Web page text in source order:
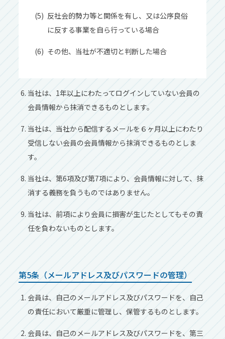
反社会的勢力等と関係を有し、又は公序良俗
に反する事業を自ら行っている場合
その他、当社が不適切と判断した場合
当社は、1年以上にわたってログインしていない会員の
会員情報から抹消できるものとします。
当社は、当社から配信するメールを６ヶ月以上にわたり
受信しない会員の会員情報から抹消できるものとしま
す。
当社は、第6項及び第7項により、会員情報に対して、抹
消する義務を負うものではありません。
当社は、前項により会員に損害が生じたとしてもその責
任を負わないものとします。
第5条（メールアドレス及びパスワードの管理）
会員は、⾃⼰のメールアドレス及びパスワードを、⾃⼰
の責任において厳重に管理し、保管するものとします。
会員は、⾃⼰のメールアドレス及びパスワードを、第三